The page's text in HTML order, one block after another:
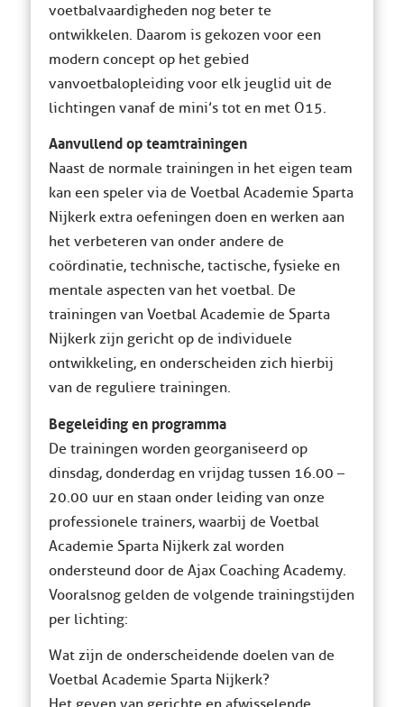
voetbalvaardigheden nog beter te
ontwikkelen. Daarom is gekozen voor een
modern concept op het gebied
van voetbalopleiding voor elk jeuglid uit de
lichtingen vanaf de mini’s tot en met O15.
Aanvullend op teamtrainingen
Naast de normale trainingen in het eigen team
kan een speler via de Voetbal Academie Sparta
Nijkerk extra oefeningen doen en werken aan
het verbeteren van onder andere de
coördinatie, technische, tactische, fysieke en
mentale aspecten van het voetbal. De
trainingen van Voetbal Academie de Sparta
Nijkerk zijn gericht op de individuele
ontwikkeling, en onderscheiden zich hierbij
van de reguliere trainingen.
Begeleiding en programma
De trainingen worden georganiseerd op
dinsdag, donderdag en vrijdag tussen 16.00 –
20.00 uur en staan onder leiding van onze
professionele trainers, waarbij de Voetbal
Academie Sparta Nijkerk zal worden
ondersteund door de Ajax Coaching Academy.
Vooralsnog gelden de volgende trainingstijden
per lichting:
Wat zijn de onderscheidende doelen van de
Voetbal Academie Sparta Nijkerk?